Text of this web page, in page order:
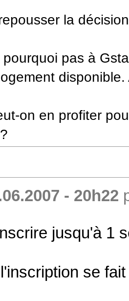
la
pas à
on en profiter
- 20h22
jusqu'à 1
se